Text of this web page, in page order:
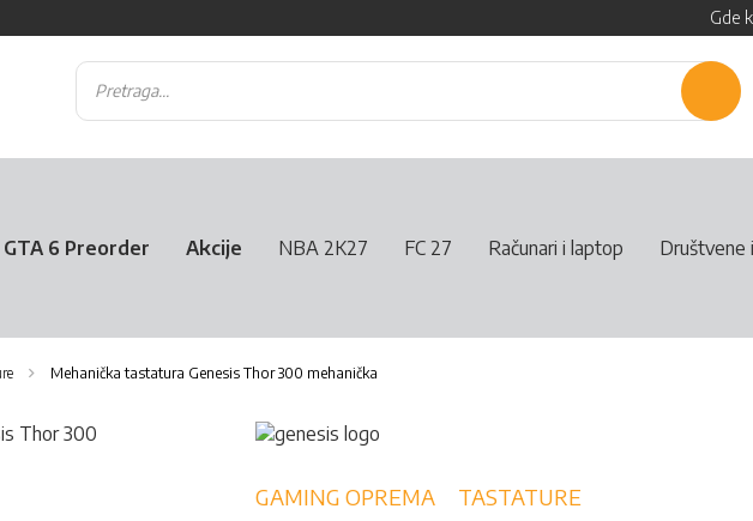
Gde
GTA 6 Preorder Akcije NBA 2K27 FC 27 Računari i laptop Društvene
Mehanička tastatura Genesis Thor 300 mehanička
GAMING OPREMA TASTATURE